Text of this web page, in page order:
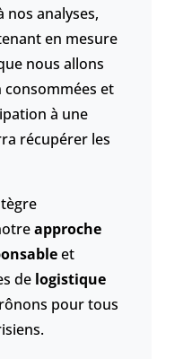
nos analyses,
en mesure
nous allons
consommées et
à une
récupérer les
approche
et
de logistique
pour tous